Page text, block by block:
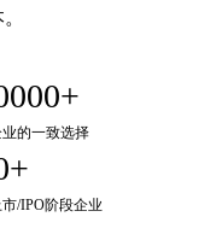
的一致选择
/IPO阶段企业